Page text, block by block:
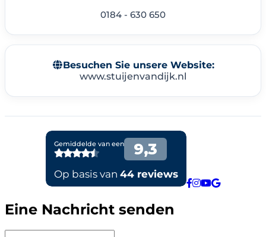
0184 - 630 650
Besuchen Sie unsere Website:
www.stuijenvandijk.nl
Eine Nachricht senden